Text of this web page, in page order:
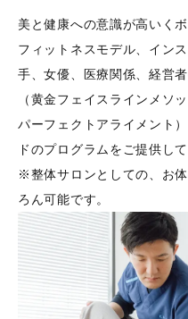
美と健康への意識が高いく
フィットネスモデル、イン
手、女優、医療関係、経営
（黄金フェイスラインメソ
パーフェクトアライメント
ドのプログラムをご提供して
※整体サロンとしての、お
ろん可能です。